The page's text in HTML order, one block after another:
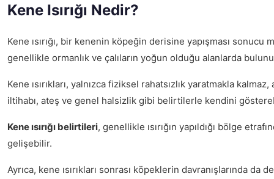
Kene Isırığı Nedir?
Kene ısırığı, bir kenenin köpeğin derisine yapışması
genellikle ormanlık ve çalıların yoğun olduğu alanlarda
Kene ısırıkları, yalnızca fiziksel rahatsızlık yaratmakla
iltihabı, ateş ve genel halsizlik gibi belirtilerle kendini
Kene ısırığı belirtileri, genellikle ısırığın yapıldığı bölge
gelişebilir.
Ayrıca, kene ısırıkları sonrası köpeklerin davranışlarında